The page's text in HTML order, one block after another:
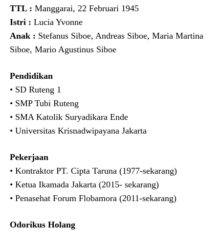
TTL : Manggarai, 22 Februari 1945
Istri : Lucia Yvonne
Anak : Stefanus Siboe, Andreas Siboe, Maria Martina
Siboe, Mario Agustinus Siboe
Pendidikan
• SD Ruteng 1
• SMP Tubi Ruteng
• SMA Katolik Suryadikara Ende
• Universitas Krisnadwipayana Jakarta
Pekerjaan
• Kontraktor PT. Cipta Taruna (1977-sekarang)
• Ketua Ikamada Jakarta (2015- sekarang)
• Penasehat Forum Flobamora (2011-sekarang)
Odorikus Holang